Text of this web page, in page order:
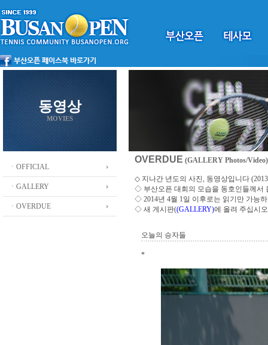
동영상
MOVIES
ㆍOFFICIAL
ㆍGALLERY
ㆍOVERDUE
OVERDUE (GALLERY Photos/Video)
◇ 지나간 년도의 사진, 동영상입니다
◇ 부산오픈 대회의 모습을 동호인들께서
◇ 2014년 4월 1일 이후로는 읽기만 가능
◇ 새 게시판((GALLERY)에 올려 주십시오
오늘의 승자들
*